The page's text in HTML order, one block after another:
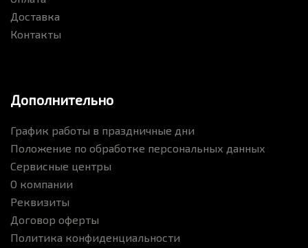
Доставка
Контакты
Дополнительно
График работы в праздничные дни
Положение по обработке персональных данных
Сервисные центры
О компании
Реквизиты
Договор оферты
Политика конфиденциальности